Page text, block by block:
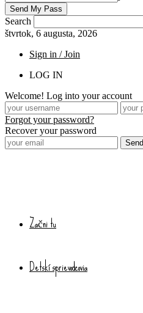
Search
štvrtok, 6 augusta, 2026
Sign in / Join
LOG IN
Welcome! Log into your account
Forgot your password?
Recover your password
Začni tu
Detskí sprievodcovia